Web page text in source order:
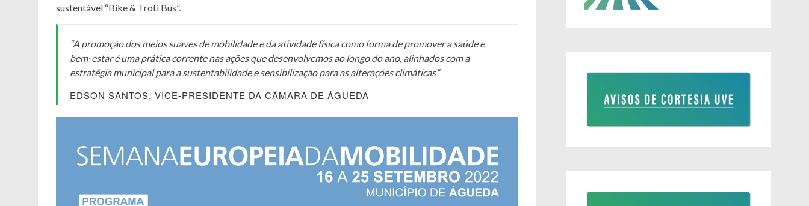
sustentável “Bike & Troti Bus”.
“A promoção dos meios suaves de mobilidade e da atividade física como forma de promover a saúde e
bem-estar é uma prática corrente nas ações que desenvolvemos ao longo do ano, alinhados com a
estratégia municipal para a sustentabilidade e sensibilização para as alterações climáticas”
EDSON SANTOS, VICE-PRESIDENTE DA CÂMARA DE ÁGUEDA